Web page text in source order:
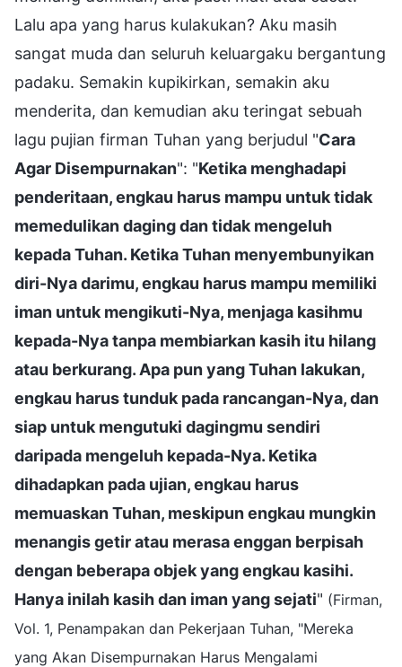
Lalu apa yang harus kulakukan? Aku masih
sangat muda dan seluruh keluargaku bergantung
padaku. Semakin kupikirkan, semakin aku
menderita, dan kemudian aku teringat sebuah
lagu pujian firman Tuhan yang berjudul "Cara
Agar Disempurnakan": "Ketika menghadapi
penderitaan, engkau harus mampu untuk tidak
memedulikan daging dan tidak mengeluh
kepada Tuhan. Ketika Tuhan menyembunyikan
diri-Nya darimu, engkau harus mampu memiliki
iman untuk mengikuti-Nya, menjaga kasihmu
kepada-Nya tanpa membiarkan kasih itu hilang
atau berkurang. Apa pun yang Tuhan lakukan,
engkau harus tunduk pada rancangan-Nya, dan
siap untuk mengutuki dagingmu sendiri
daripada mengeluh kepada-Nya. Ketika
dihadapkan pada ujian, engkau harus
memuaskan Tuhan, meskipun engkau mungkin
menangis getir atau merasa enggan berpisah
dengan beberapa objek yang engkau kasihi.
Hanya inilah kasih dan iman yang sejati" (Firman,
Vol. 1, Penampakan dan Pekerjaan Tuhan, "Mereka
yang Akan Disempurnakan Harus Mengalami